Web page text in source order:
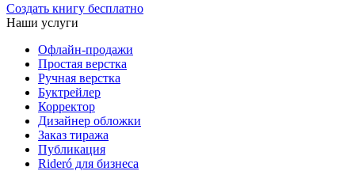
Создать книгу бесплатно
Наши услуги
Офлайн-продажи
Простая верстка
Ручная верстка
Буктрейлер
Корректор
Дизайнер обложки
Заказ тиража
Публикация
Rideró для бизнеса